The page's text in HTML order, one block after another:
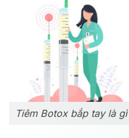
Tiêm Botox bắp tay là